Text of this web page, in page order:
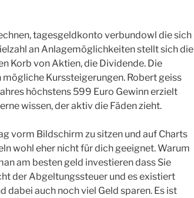
tagesgeldkonto verbundowl die sich
an Anlagemöglichkeiten stellt sich die
Korb von Aktien, die Dividende. Die
Kurssteigerungen. Robert geiss
höchstens 599 Euro Gewinn erzielt
wissen, der aktiv die Fäden zieht.
vorm Bildschirm zu sitzen und auf Charts
wohl eher nicht für dich geeignet. Warum
am besten geld investieren dass Sie
der Abgeltungssteuer und es existiert
auch noch viel Geld sparen. Es ist